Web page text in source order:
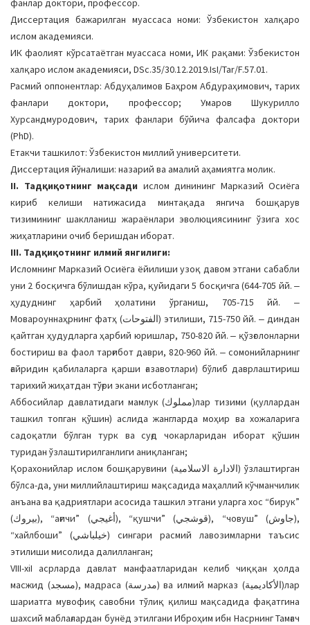
фанлар доктори, профессор.
Диссертация бажарилган муассаса номи: Ўзбекистон халқаро
ислом академияси.
ИК фаолият кўрсатаётган муассаса номи, ИК рақами: Ўзбекистон
халқаро ислом академияси, DSc.35/30.12.2019.IsI/Tar/F.57.01.
Расмий оппонентлар: Абдуҳалимов Баҳром Абдураҳимович, тарих
фанлари доктори, профессор; Умаров Шукурилло
Хурсандмуродович, тарих фанлари бўйича фалсафа доктори
(PhD).
Етакчи ташкилот: Ўзбекистон миллий университети.
Диссертация йўналиши: назарий ва амалий аҳамиятга молик.
II. Тадқиқотнинг мақсади ислом динининг Марказий Осиёга
кириб келиши натижасида минтақада янгича бошқарув
тизимининг шаклланиш жараёнлари эволюциясининг ўзига хос
жиҳатларини очиб беришдан иборат.
III. Тадқиқотнинг илмий янгилиги:
Исломнинг Марказий Осиёга ёйилиши узоқ давом этгани сабабли
уни 2 босқичга бўлишдан кўра, қуйидаги 5 босқичга (644-705 йй. ‒
ҳудуднинг ҳарбий ҳолатини ўрганиш, 705-715 йй. ‒
Мовароуннаҳрнинг фатҳ (الفتوحات) этилиши, 715-750 йй. ‒ диндан
қайтган ҳудудларга ҳарбий юришлар, 750-820 йй. ‒ қўзғолонларни
бостириш ва фаол тарғибот даври, 820-960 йй. ‒ сомонийларнинг
ғайридин қабилаларга қарши ғазавотлари) бўлиб даврлаштириш
тарихий жиҳатдан тўғри экани исботланган;
Аббосийлар давлатидаги мамлук (مملوك)лар тизими (қуллардан
ташкил топган қўшин) аслида жангларда моҳир ва хожаларига
садоқатли бўлган турк ва суғд чокарларидан иборат қўшин
туридан ўзлаштирилганлиги аниқланган;
Қорахонийлар ислом бошқарувини (الادارة الاسلامية) ўзлаштирган
бўлса-да, уни миллийлаштириш мақсадида маҳаллий кўчманчилик
анъана ва қадриятлари асосида ташкил этгани уларга хос “бирук”
(بيروك), “ағичи” (أغيجي), “қушчи” (قوشجي), “човуш” (جاوش),
“хайлбоши” (خيلباشي) сингари расмий лавозимларни таъсис
этилиши мисолида далилланган;
VIII-xiI асрларда давлат манфаатларидан келиб чиққан ҳолда
масжид (مسجد), мадраса (مدرسة) ва илмий марказ (الأكاديمية)лар
шариатга мувофиқ савобни тўлиқ қилиш мақсадида фақатгина
шахсий маблағлардан бунёд этилгани Иброҳим ибн Насрнинг Тамғач